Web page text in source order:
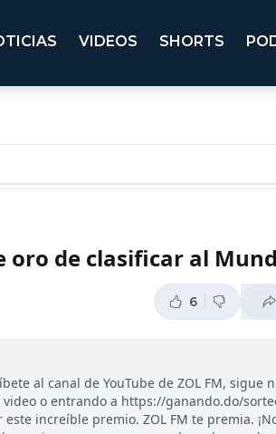
VIDEOS SHORTS
oro de clasificar al
6
al canal de YouTube de ZOL FM, sigue
o entrando a https://ganando.do/
increíble premio. ZOL FM te premia.